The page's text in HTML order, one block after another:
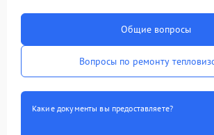
Общие вопросы
Вопросы по ремонту
Какие документы вы предоставляете?